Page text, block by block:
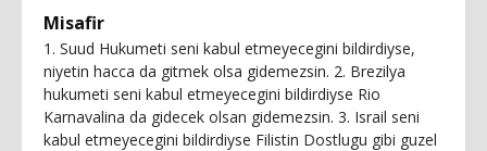
Misafir
1. Suud Hukumeti seni kabul etmeyecegini bildirdiyse,
niyetin hacca da gitmek olsa gidemezsin. 2. Brezilya
hukumeti seni kabul etmeyecegini bildirdiyse Rio
Karnavalina da gidecek olsan gidemezsin. 3. Israil seni
kabul etmeyecegini bildirdiyse Filistin Dostlugu gibi guzel